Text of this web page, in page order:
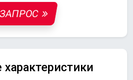
характеристики